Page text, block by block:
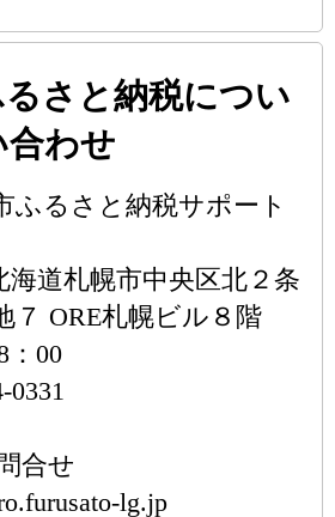
さと納税につい
わせ
るさと納税サポート
道札幌市中央区北２条
７ ORE札幌ビル８階
：00
0331
合せ
lg.jp